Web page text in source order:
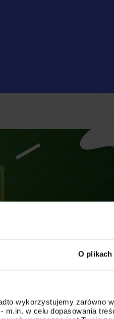
O plikach
wykorzystujemy zarówno
m.in. w celu dopasowania